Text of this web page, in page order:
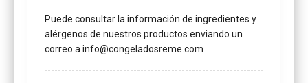
Puede consultar la información de ingredientes y
alérgenos de nuestros productos enviando un
correo a info@congeladosreme.com